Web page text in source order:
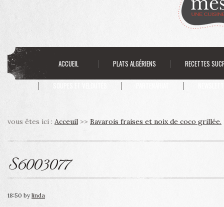
ACCUEIL PLATS ALGÉRIENS RECETTES
vous êtes ici : Acceuil >> Bavarois fraises et noix de coco grillée.
S6003077
18:50 bylinda